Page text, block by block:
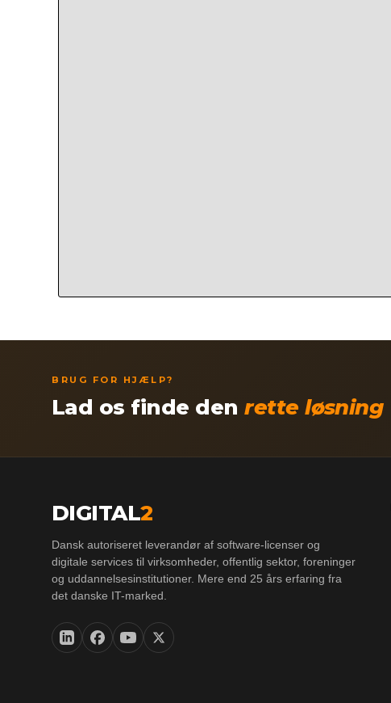
BRUG FOR HJÆLP?
Lad os finde denrette løsning
DIGITAL2
Dansk autoriseret leverandør af software-licenser og
digitale services til virksomheder, offentlig sektor, foreninger
og uddannelsesinstitutioner. Mere end 25 års erfaring fra
det danske IT-marked.